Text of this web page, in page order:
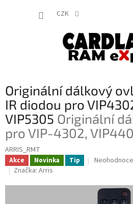
CZK
Originální dálkový
IR diodou pro
VIP5305 Originální
pro VIP-4302,
ARRIS_RMT
Akce Novinka Tip
Průměrné
je
0,0
Značka: Arris